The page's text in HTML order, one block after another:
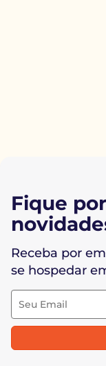
Fique
Receba por
se hospedar